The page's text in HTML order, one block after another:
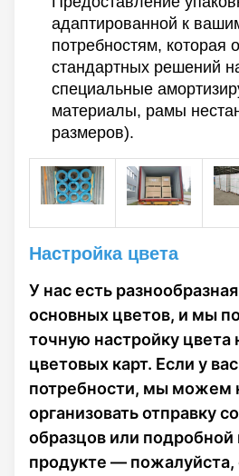
адаптированной к
потребностям, которая
стандартных решений
специальные
материалы, рамы
размеров).
Настройка цвета
У нас есть
основных цветов, и мы
точную настройку цвета
цветовых карт. Если у
потребности, мы можем
организовать отправку
образцов или
продукте —